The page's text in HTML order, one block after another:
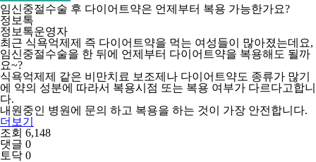
임신중절수술 후 다이어트약은 언제부터 복용 가능한가요?
정보톡
정보톡운영자
최근 식욕억제제 즉 다이어트약을 먹는 여성들이 많아졌는데요,
임신중절수술을 한 뒤에 언제부터 다이어트약을 복용해도 될까
요~?
식욕억제제 같은 비만치료 보조제나 다이어트약도 종류가 많기
에 약의 성분에 따라서 복용시점 또는 복용 여부가 다르다고합니
다.
내원중인 병원에 문의 하고 복용을 하는 것이 가장 안전합니다.
더보기
조회 6,148
댓글 0
토닥 0